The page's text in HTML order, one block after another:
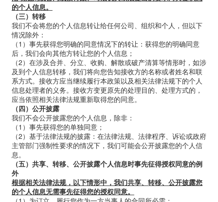
的个人信息。
（三）转移
我们不会将您的个人信息转让给任何公司、组织和个人，但以下
情况除外：
（1）事先获得您明确的同意情况下的转让：获得您的明确同意
后，我们会向其他方转让您的个人信息；
（2）在涉及合并、分立、收购、解散或破产清算等情形时，如涉
及到个人信息转移，我们将向您告知接收方的名称或者姓名和联
系方式。接收方应当继续履行本政策以及相关法律法规下的个人
信息处理者的义务。接收方变更原先的处理目的、处理方式的，
应当依照相关法律法规重新取得您的同意。
（四）公开披露
我们不会公开披露您的个人信息，除非：
（1）事先获得您的单独同意；
（2）基于法律法规的披露：在法律法规、法律程序、诉讼或政府
主管部门强制性要求的情况下，我们可能会公开披露您的个人信
息。
（五）共享、转移、公开披露个人信息时事先征得授权同意的例
外
根据相关法律法规，以下情形中，我们共享、转移、公开披露您
的个人信息无需事先征得您的授权同意。